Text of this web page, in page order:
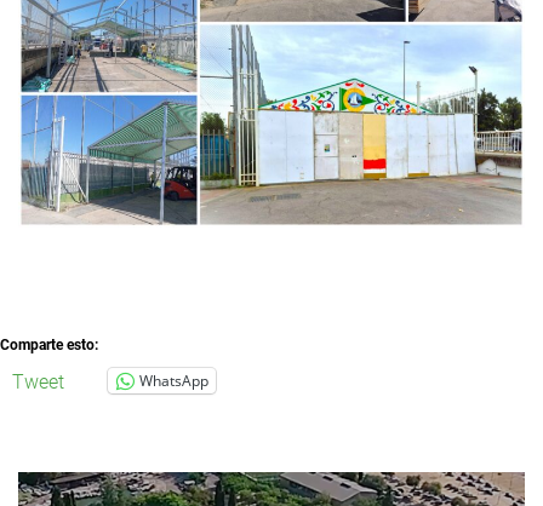
Comparte esto:
Tweet WhatsApp